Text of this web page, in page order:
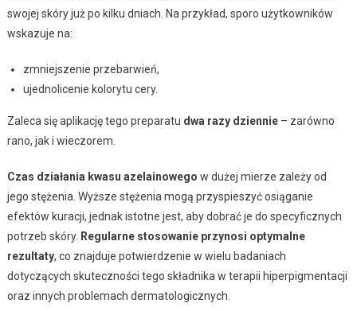
swojej skóry już po kilku dniach. Na przykład, sporo użytkowników
wskazuje na:
zmniejszenie przebarwień,
ujednolicenie kolorytu cery.
Zaleca się aplikację tego preparatu dwa razy dziennie– zarówno
rano, jak i wieczorem.
Czas działania kwasu azelainowego w dużej mierze zależy od
jego stężenia. Wyższe stężenia mogą przyspieszyć osiąganie
efektów kuracji, jednak istotne jest, aby dobrać je do specyficznych
potrzeb skóry. Regularne stosowanie przynosi optymalne
rezultaty, co znajduje potwierdzenie w wielu badaniach
dotyczących skuteczności tego składnika w terapii hiperpigmentacji
oraz innych problemach dermatologicznych.